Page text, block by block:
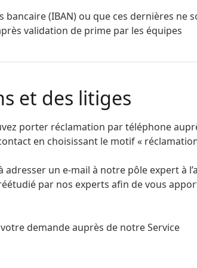
(IBAN) ou que ces dernières ne
validation de prime par les équipes
et des litiges
porter réclamation par téléphone
en choisissant le motif «
un e-mail à notre pôle expert à
par nos experts afin de vous
demande auprès de notre Service